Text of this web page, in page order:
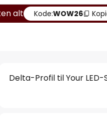
alt Kode:WOW26
Delta-Profil til Your